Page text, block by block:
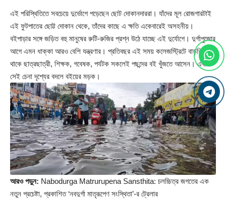
এই পরিস্থিতিতে সবচেয়ে দুর্ভোগে পড়েছেন ছোট দোকানদাররা। যাঁদের মূল রোজগারটাই
এই ফুটপাতের ছোট্ট দোকান থেকে, তাঁদের কাছে এ ক্ষতি একেবারেই অসহনীয়।
বইপাড়ার সঙ্গে জড়িত বহু মানুষের রুটি-রুজির প্রশ্ন উঠে যাচ্ছে এই দুর্যোগে। দুর্গাপুজোর
আগে এমন ধাক্কা আরও বেশি যন্ত্রণার। প্রতিবছর এই সময় কলেজস্ট্রিটে বাড়তি ভিড়
থাকে ছাত্রছাত্রী, শিক্ষক, গবেষক, পর্যটক সকলেই পছন্দের বই খুঁজতে আসেন। এবার
সেই চেনা দৃশ্যের বদলে বইয়ের মড়ক।
আরও পড়ুন: Nabodurga Matrurupena Sansthita: চলচ্চিত্র জগতের এক
নতুন প্রচেষ্টা, প্রকাশিত ‘নবদুর্গা মাতৃরূপেণ সংস্থিতা’-র ট্রেলার